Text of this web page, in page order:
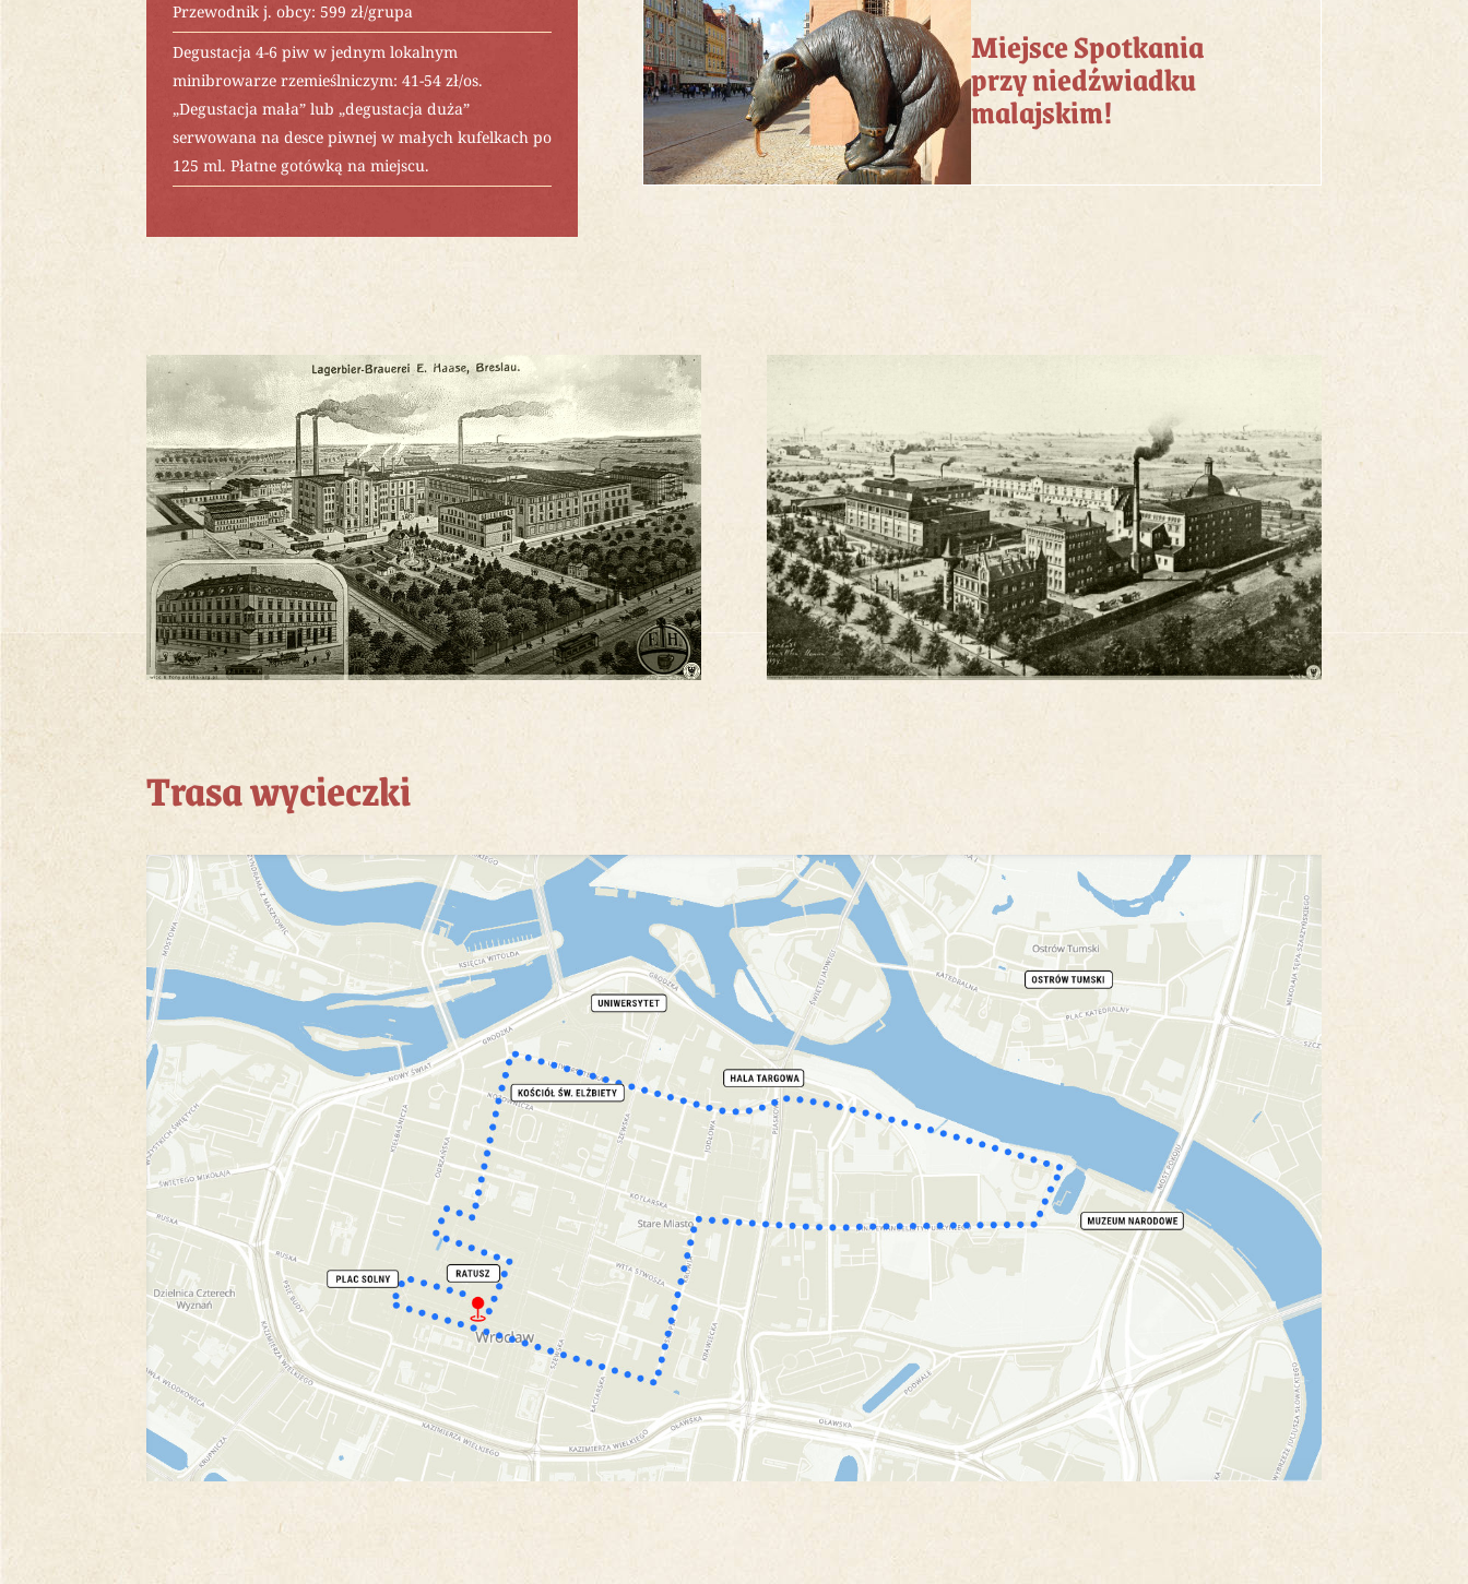
Przewodnik j. obcy: 599 zł/grupa
Degustacja 4-6 piw w jednym lokalnym
minibrowarze rzemieślniczym: 41-54 zł/os.
„Degustacja mała” lub „degustacja duża”
serwowana na desce piwnej w małych kufelkach po
125 ml. Płatne gotówką na miejscu.
Miejsce Spotkania
przy niedźwiadku
malajskim!
Trasa wycieczki